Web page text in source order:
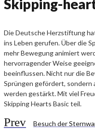
Skipping-
Die Deutsche Herzstiftung
ins Leben gerufen. Über die
mehr Bewegung animiert
hervorragender Weise
beeinflussen. Nicht nur die
Sprüngen gefördert,
werden gestärkt. Mit viel
Skipping Hearts Basic teil.
Prev
Besuch der